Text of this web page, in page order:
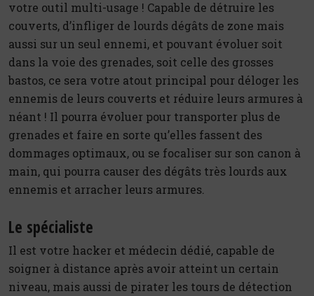
votre outil multi-usage ! Capable de détruire les
couverts, d’infliger de lourds dégâts de zone mais
aussi sur un seul ennemi, et pouvant évoluer soit
dans la voie des grenades, soit celle des grosses
bastos, ce sera votre atout principal pour déloger les
ennemis de leurs couverts et réduire leurs armures à
néant ! Il pourra évoluer pour transporter plus de
grenades et faire en sorte qu’elles fassent des
dommages optimaux, ou se focaliser sur son canon à
main, qui pourra causer des dégâts très lourds aux
ennemis et arracher leurs armures.
Le spécialiste
Il est votre hacker et médecin dédié, capable de
soigner à distance après avoir atteint un certain
niveau, mais aussi de pirater les tours de détection